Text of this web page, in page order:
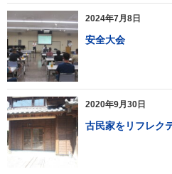
2024年7月8日
安全大会
2020年9月30日
古民家をリフレク